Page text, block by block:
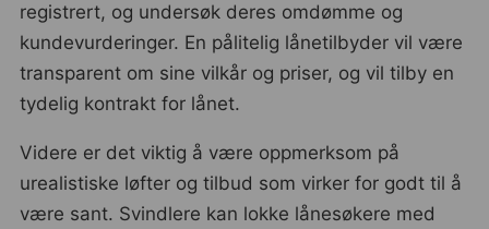
registrert, og undersøk deres omdømme og
kundevurderinger. En pålitelig lånetilbyder vil være
transparent om sine vilkår og priser, og vil tilby en
tydelig kontrakt for lånet.
Videre er det viktig å være oppmerksom på
urealistiske løfter og tilbud som virker for godt til å
være sant. Svindlere kan lokke lånesøkere med